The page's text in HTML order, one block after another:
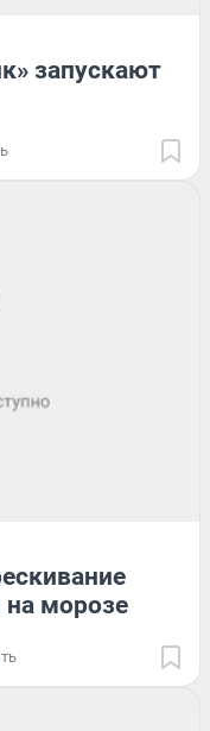
запускают
на морозе